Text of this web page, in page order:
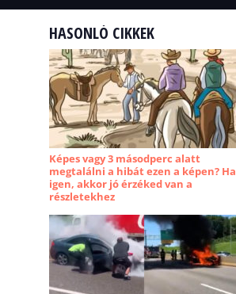
HASONLÓ CIKKEK
Képes vagy 3 másodperc alatt
megtalálni a hibát ezen a képen? Ha
igen, akkor jó érzéked van a
részletekhez